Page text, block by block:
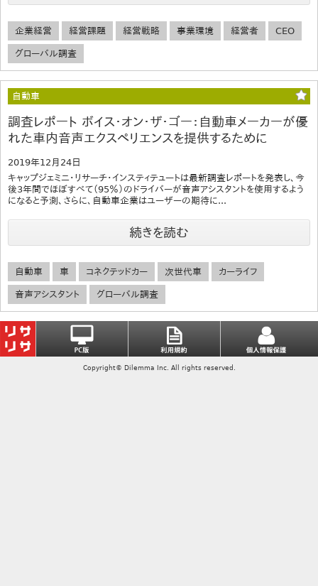
企業経営 経営課題 経営戦略 事業環境 経営者 CEO
グローバル調査
自動車
調査レポート ボイス・オン・ザ・ゴー：自動車メーカーが優
れた車内音声エクスペリエンスを提供するために
2019年12月24日
キャップジェミニ・リサーチ・インスティテュートは最新調査レポートを発表し、今
後3年間でほぼすべて（95％）のドライバーが音声アシスタントを使用するよう
になると予測、さらに、自動車企業はユーザーの期待に...
続きを読む
自動車 車 コネクテッドカー 次世代車 カーライフ
音声アシスタント グローバル調査
Copyright© Dilemma Inc. All rights reserved.